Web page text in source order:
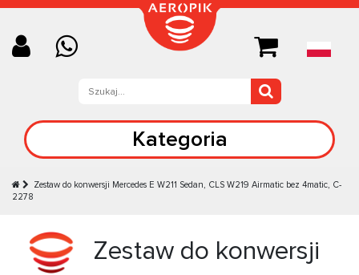
Kategoria
Zestaw do konwersji Mercedes E W211 Sedan, CLS W219 Airmatic bez 4matic, C-
2278
Zestaw do konwersji